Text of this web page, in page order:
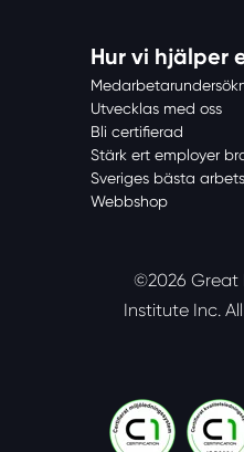
Hur vi hjälper
Utvecklas med oss
Bli certifierad
Stärk ert employer
Sveriges bästa
Webbshop
©2026 Great
Institute Inc.